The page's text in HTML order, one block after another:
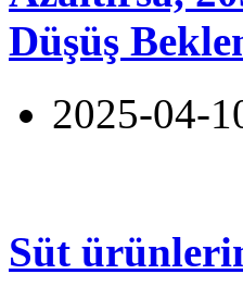
Düşüş
2025-04-
Süt